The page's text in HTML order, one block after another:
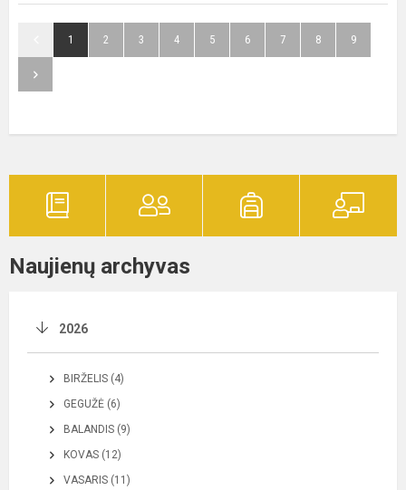
1 2 3 4 5 6 7 8 9
Naujienų archyvas
2026
BIRŽELIS (4)
GEGUŽĖ (6)
BALANDIS (9)
KOVAS (12)
VASARIS (11)